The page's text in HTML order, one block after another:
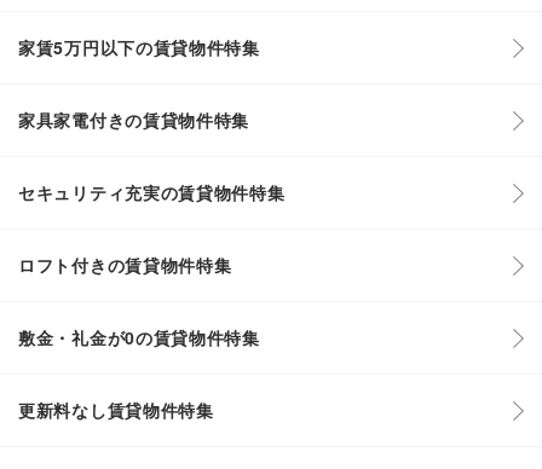
家賃5万円以下の賃貸物件特集
家具家電付きの賃貸物件特集
セキュリティ充実の賃貸物件特集
ロフト付きの賃貸物件特集
敷金・礼金が0の賃貸物件特集
更新料なし賃貸物件特集